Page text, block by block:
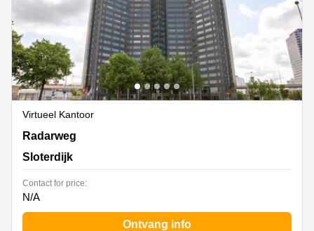
Virtueel Kantoor
Radarweg 29A/B, Sloterdijk
Radarweg
Sloterdijk
Contact for price:
N/A
Ontvang info